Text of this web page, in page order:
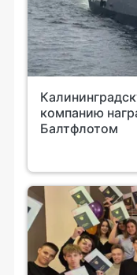
компанию
Балтфлотом